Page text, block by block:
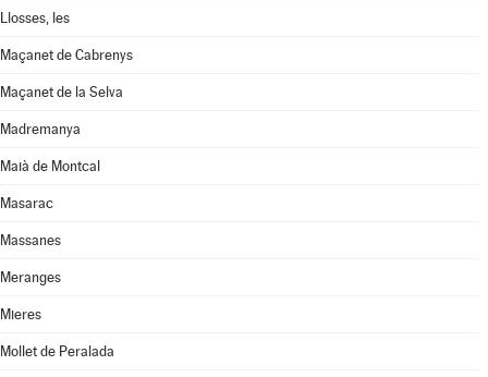
Llosses, les
Maçanet de Cabrenys
Maçanet de la Selva
Madremanya
Maià de Montcal
Masarac
Massanes
Meranges
Mieres
Mollet de Peralada